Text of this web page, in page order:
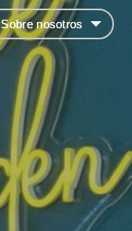
Sobre nosotros